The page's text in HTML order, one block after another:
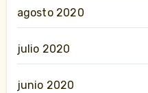
agosto 2020
julio 2020
junio 2020